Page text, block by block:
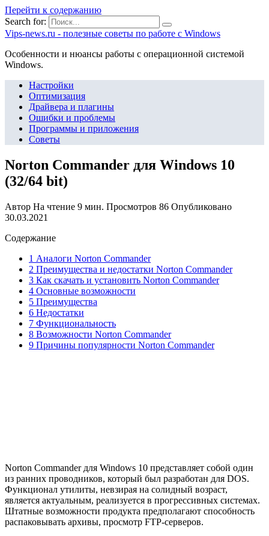
Перейти к содержанию
Search for:
Vips-news.ru - полезные советы по работе с Windows
Особенности и нюансы работы с операционной системой
Windows.
Настройки
Оптимизация
Драйвера и плагины
Ошибки и проблемы
Программы и приложения
Советы
Norton Commander для Windows 10
(32/64 bit)
Автор На чтение 9 мин. Просмотров 86 Опубликовано
30.03.2021
Содержание
1 Аналоги Norton Commander
2 Преимущества и недостатки Norton Commander
3 Как скачать и установить Norton Commander
4 Основные возможности
5 Преимущества
6 Недостатки
7 Функциональность
8 Возможности Norton Commander
9 Причины популярности Norton Commander
Norton Commander для Windows 10 представляет собой один
из ранних проводников, который был разработан для DOS.
Функционал утилиты, невзирая на солидный возраст,
является актуальным, реализуется в прогрессивных системах.
Штатные возможности продукта предполагают способность
распаковывать архивы, просмотр FTP-серверов.